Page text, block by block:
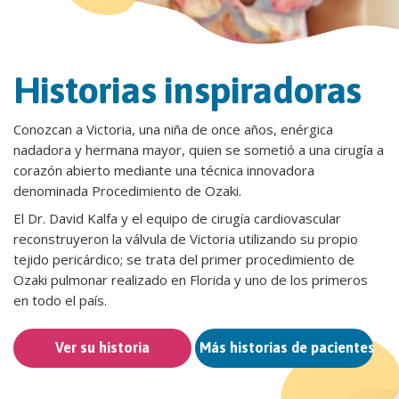
Historias inspiradoras
Conozcan a Victoria, una niña de once años, enérgica
nadadora y hermana mayor, quien se sometió a una cirugía a
corazón abierto mediante una técnica innovadora
denominada Procedimiento de Ozaki.
El Dr. David Kalfa y el equipo de cirugía cardiovascular
reconstruyeron la válvula de Victoria utilizando su propio
tejido pericárdico; se trata del primer procedimiento de
Ozaki pulmonar realizado en Florida y uno de los primeros
en todo el país.
Ver su historia Más historias de pacientes